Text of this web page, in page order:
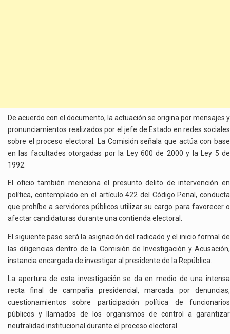
De acuerdo con el documento, la actuación se origina por mensajes y
pronunciamientos realizados por el jefe de Estado en redes sociales
sobre el proceso electoral. La Comisión señala que actúa con base
en las facultades otorgadas por la Ley 600 de 2000 y la Ley 5 de
1992.
El oficio también menciona el presunto delito de intervención en
política, contemplado en el artículo 422 del Código Penal, conducta
que prohíbe a servidores públicos utilizar su cargo para favorecer o
afectar candidaturas durante una contienda electoral.
El siguiente paso será la asignación del radicado y el inicio formal de
las diligencias dentro de la Comisión de Investigación y Acusación,
instancia encargada de investigar al presidente de la República.
La apertura de esta investigación se da en medio de una intensa
recta final de campaña presidencial, marcada por denuncias,
cuestionamientos sobre participación política de funcionarios
públicos y llamados de los organismos de control a garantizar
neutralidad institucional durante el proceso electoral.